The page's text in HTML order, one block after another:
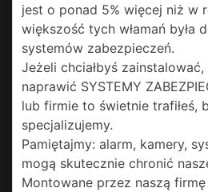
jest o ponad 5% więcej niż w
większość tych włamań była
systemów zabezpieczeń.
Jeżeli chciałbyś
naprawić SYSTEMY
lub firmie to świetnie trafiłeś,
specjalizujemy.
Pamiętajmy: alarm, kamery,
mogą skutecznie chronić
Montowane przez naszą